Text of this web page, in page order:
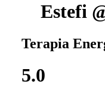
Estefi
Terapia
5.0